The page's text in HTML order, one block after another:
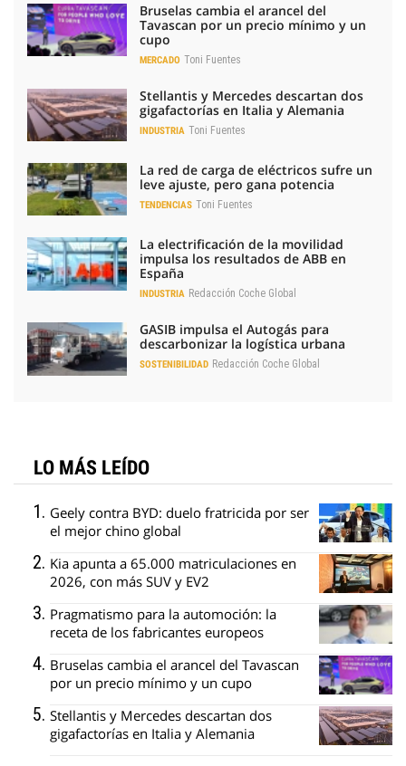
Bruselas cambia el arancel del
Tavascan por un precio mínimo y un
cupo
MERCADO Toni Fuentes
Stellantis y Mercedes descartan dos
gigafactorías en Italia y Alemania
INDUSTRIA Toni Fuentes
La red de carga de eléctricos sufre un
leve ajuste, pero gana potencia
TENDENCIAS Toni Fuentes
La electrificación de la movilidad
impulsa los resultados de ABB en
España
INDUSTRIA Redacción Coche Global
GASIB impulsa el Autogás para
descarbonizar la logística urbana
SOSTENIBILIDAD Redacción Coche Global
LO MÁS LEÍDO
Geely contra BYD: duelo fratricida por ser
el mejor chino global
Kia apunta a 65.000 matriculaciones en
2026, con más SUV y EV2
Pragmatismo para la automoción: la
receta de los fabricantes europeos
Bruselas cambia el arancel del Tavascan
por un precio mínimo y un cupo
Stellantis y Mercedes descartan dos
gigafactorías en Italia y Alemania